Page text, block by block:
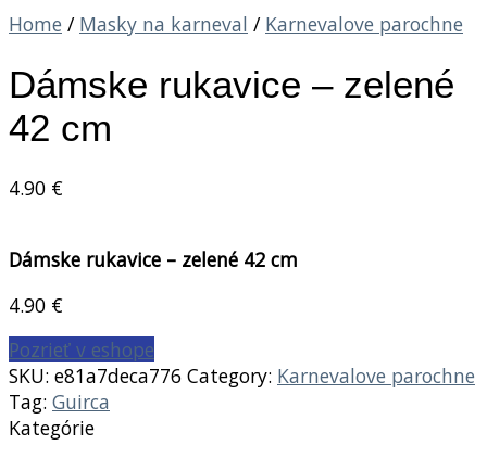
Home / Masky na karneval / Karnevalove parochne
Dámske rukavice – zelené
42 cm
4.90 €
Dámske rukavice – zelené 42 cm
4.90 €
Pozrieť v eshope
SKU: e81a7deca776 Category: Karnevalove parochne
Tag: Guirca
Kategórie